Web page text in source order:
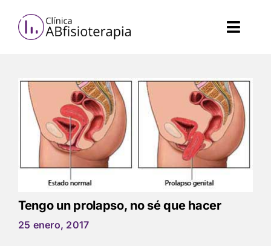
content
Salud femenina
Estética
Servicios de salud
Tengo un prolapso, no sé que hacer
25 enero, 2017